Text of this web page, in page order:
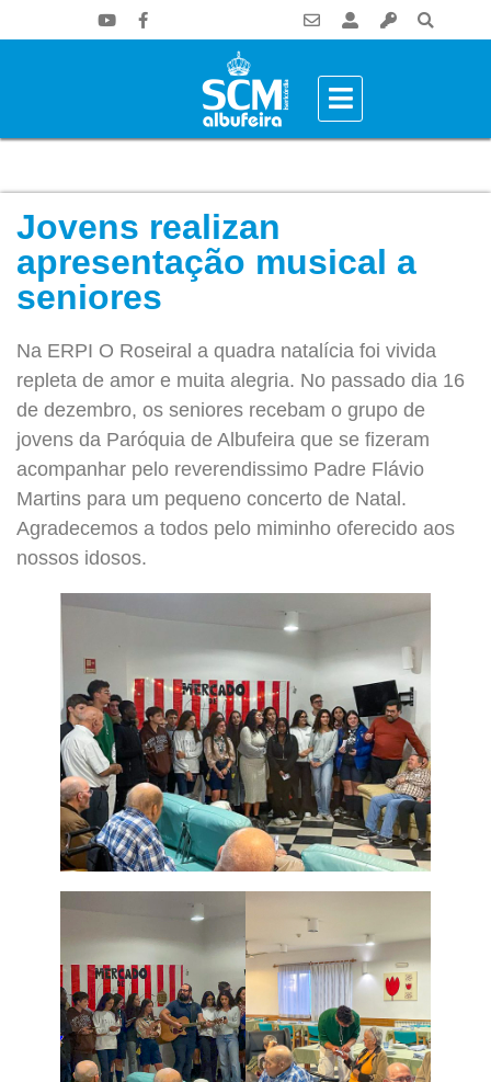
Jovens realizan
apresentação musical a
seniores
Na ERPI O Roseiral a quadra natalícia foi vivida
repleta de amor e muita alegria. No passado dia 16
de dezembro, os seniores recebam o grupo de
jovens da Paróquia de Albufeira que se fizeram
acompanhar pelo reverendissimo Padre Flávio
Martins para um pequeno concerto de Natal.
Agradecemos a todos pelo miminho oferecido aos
nossos idosos.